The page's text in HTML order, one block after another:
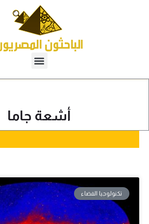
أشعة جاما
تكنولوجيا الفضاء